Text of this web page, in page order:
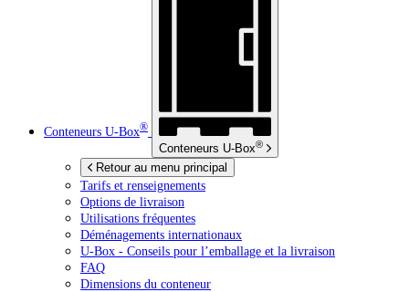
Conteneurs U-Box®
Conteneurs U-Box®
Retour au menu principal
Tarifs et renseignements
Options de livraison
Utilisations fréquentes
Déménagements internationaux
U-Box - Conseils pour l’emballage et la livraison
FAQ
Dimensions du conteneur